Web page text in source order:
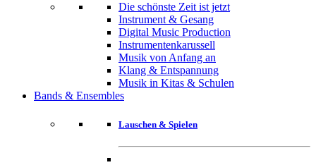
Die schönste Zeit ist jetzt
Instrument & Gesang
Digital Music Production
Instrumentenkarussell
Musik von Anfang an
Klang & Entspannung
Musik in Kitas & Schulen
Bands & Ensembles
Lauschen & Spielen